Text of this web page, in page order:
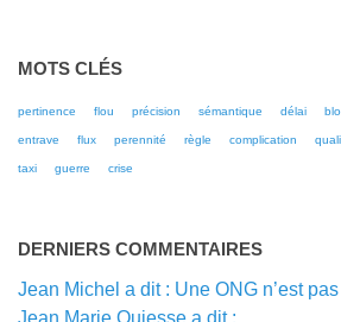
MOTS CLÉS
pertinence flou précision sémantique délai
entrave flux perennité règle complication
taxi guerre crise
DERNIERS COMMENTAIRES
Jean Michel a dit : Une ONG n’est
Jean Marie Quiesse a dit :